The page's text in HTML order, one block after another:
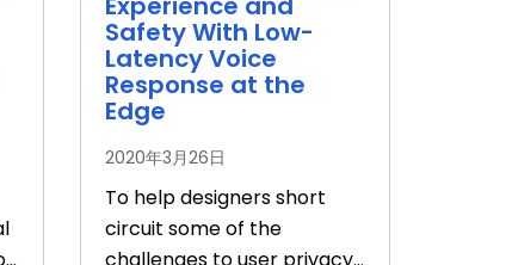
Safety With Low-
Latency Voice
Response at the
Edge
2020年3月26日
To help designers short
circuit some of the